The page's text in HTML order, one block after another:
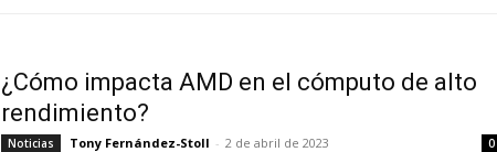
¿Cómo impacta AMD en el cómputo de alto
rendimiento?
Noticias Tony Fernández-Stoll - 2 de abril de 2023 0